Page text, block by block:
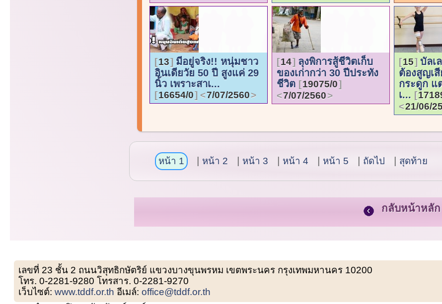
13
มีอยู่จริง!! หนุ่มชาว
อินเดียวัย 50 ปี สูงแค่ 29
นิ้ว เพราะสาเ...
16654/0 7/07/2560
14
ลุงพิการสู้ชีวิตเก็บ
ของเก่ากว่า 30 ปีประทัง
ชีวิต
19075/0
7/07/2560
15
บัลเ
ต้องสูญเสี
กระดูก แ
เ...
21/06/
หน้า 1 หน้า 2 หน้า 3 หน้า 4 หน้า 5 ถัดไป สุดท้าย
กลับหน้าหลัก
เลขที่ 23 ชั้น 2 ถนนวิสุทธิกษัตริย์ แขวงบางขุนพรหม เขตพระนคร กรุงเทพมหานคร 10200
โทร. 0-2281-9280 โทรสาร. 0-2281-9270
เว็บไซต์:www.tddf.or.th อีเมล์:office@tddf.or.th